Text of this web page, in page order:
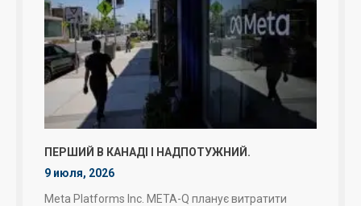
ПЕРШИЙ В КАНАДІ І НАДПОТУЖНИЙ.
9 июля, 2026
Meta Platforms Inc. META-Q планує витратити